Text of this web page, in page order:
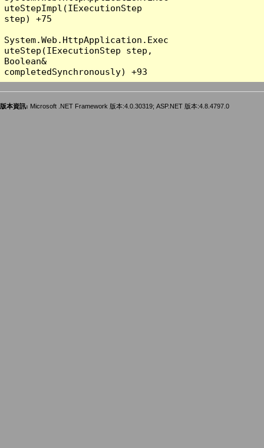
uteStepImpl(IExecutionStep
step) +75
System.Web.HttpApplication.Exec
uteStep(IExecutionStep step,
Boolean&
版本資訊: Microsoft .NET Framework 版本:4.0.30319; ASP.NET 版本:4.8.4797.0